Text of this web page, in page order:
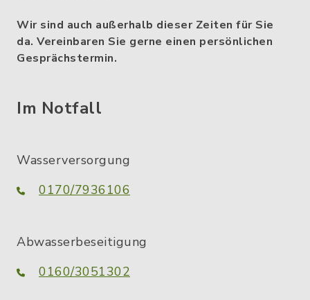
Wir sind auch außerhalb dieser Zeiten für Sie
da. Vereinbaren Sie gerne einen persönlichen
Gesprächstermin.
Im Notfall
Wasserversorgung
0170/7936106
Abwasserbeseitigung
0160/3051302